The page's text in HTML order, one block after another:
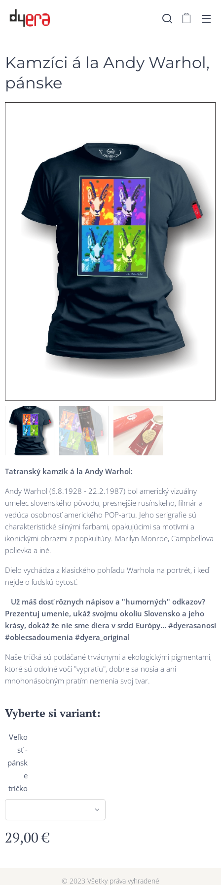
Kamzíci á la Andy Warhol,
pánske
Tatranský kamzík á la Andy Warhol:
Andy Warhol (6.8.1928 - 22.2.1987) bol americký vizuálny
umelec slovenského pôvodu, presnejšie rusínskeho, filmár a
vedúca osobnosť amerického POP-artu. Jeho serigrafie sú
charakteristické silnými farbami, opakujúcimi sa motívmi a
ikonickými obrazmi z popkultúry. Marilyn Monroe, Campbellova
polievka a iné.
Dielo vychádza z klasického pohľadu Warhola na portrét, i keď
nejde o ľudskú bytosť.
Už máš dosť rôznych nápisov a "humorných" odkazov?
Prezentuj umenie, ukáž svojmu okoliu Slovensko a jeho
krásy, dokáž že nie sme diera v srdci Európy... #dyerasanosi
#oblecsadoumenia #dyera_original
Naše tričká sú potláčané trvácnymi a ekologickými pigmentami,
ktoré sú odolné voči "vypratiu", dobre sa nosia a ani
mnohonásobným pratím nemenia svoj tvar.
Vyberte si variant:
Veľko
sť -
pánsk
e
tričko
29,00€
© 2023 Všetky práva vyhradené